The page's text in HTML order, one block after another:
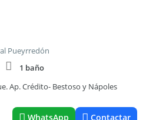
Pueyrredón
1 baño
Ap. Crédito- Bestoso y Nápoles
WhatsApp Contactar